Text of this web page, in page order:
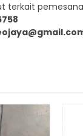
terkait